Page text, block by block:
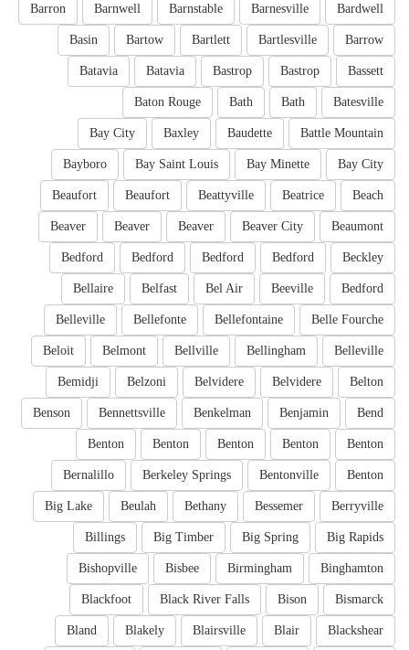
Bardwell
Barnesville
Barnstable
Barnwell
Barron
Barrow
Bartlesville
Bartlett
Bartow
Basin
Bassett
Bastrop
Bastrop
Batavia
Batavia
Batesville
Bath
Bath
Baton Rouge
Battle Mountain
Baudette
Baxley
Bay City
Bay City
Bay Minette
Bay Saint Louis
Bayboro
Beach
Beatrice
Beattyville
Beaufort
Beaufort
Beaumont
Beaver City
Beaver
Beaver
Beaver
Beckley
Bedford
Bedford
Bedford
Bedford
Bedford
Beeville
Bel Air
Belfast
Bellaire
Belle Fourche
Bellefontaine
Bellefonte
Belleville
Belleville
Bellingham
Bellville
Belmont
Beloit
Belton
Belvidere
Belvidere
Belzoni
Bemidji
Bend
Benjamin
Benkelman
Bennettsville
Benson
Benton
Benton
Benton
Benton
Benton
Benton
Bentonville
Berkeley Springs
Bernalillo
Berryville
Bessemer
Bethany
Beulah
Big Lake
Big Rapids
Big Spring
Big Timber
Billings
Binghamton
Birmingham
Bisbee
Bishopville
Bismarck
Bison
Black River Falls
Blackfoot
Blackshear
Blair
Blairsville
Blakely
Bland